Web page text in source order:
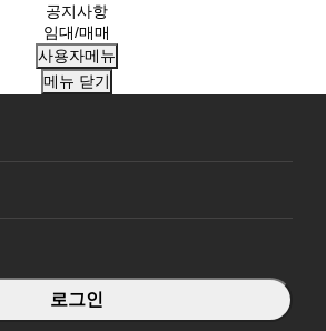
공지사항
임대/매매
사용자메뉴
메뉴 닫기